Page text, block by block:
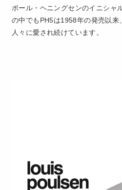
ポール・ヘニングセンのイニシャ
の中でもPH5は1958年の発売以来
人々に愛され続けています。